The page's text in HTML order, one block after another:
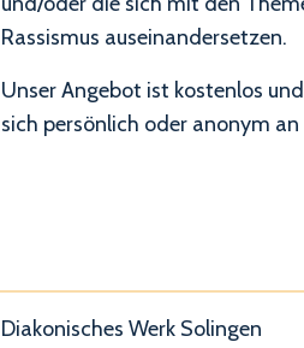
Rassismus auseinandersetzen.
Unser Angebot ist kostenlos
sich persönlich oder anonym an
Diakonisches Werk Solingen